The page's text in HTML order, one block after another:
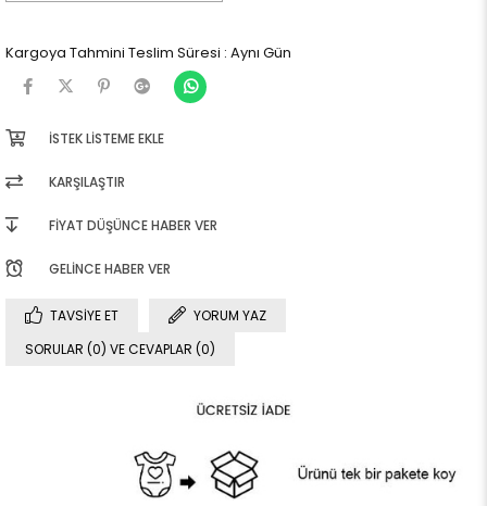
Kargoya Tahmini Teslim Süresi : Aynı Gün
İSTEK LISTEME EKLE
KARŞILAŞTIR
FIYAT DÜŞÜNCE HABER VER
GELINCE HABER VER
TAVSIYE ET
YORUM YAZ
SORULAR (0) VE CEVAPLAR (0)